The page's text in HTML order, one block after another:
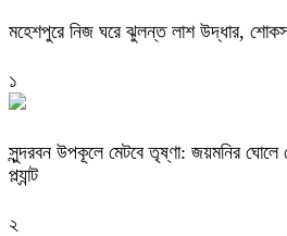
মহেশপুরে নিজ ঘরে ঝুলন্ত লাশ উদ্ধার,
১
সুন্দরবন উপকূলে মেটবে তৃষ্ণা: জয়মনির ঘোলে
প্ল্যান্ট
২